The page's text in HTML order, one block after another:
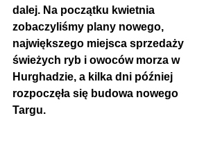
dalej. Na początku kwietnia
zobaczyliśmy plany nowego,
największego miejsca sprzedaży
świeżych ryb i owoców morza w
Hurghadzie, a kilka dni później
rozpoczęła się budowa nowego
Targu.